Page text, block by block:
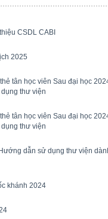
CSDL CABI
2025
tân học viên Sau đại học
thư viện
tân học viên Sau đại học
thư viện
dẫn sử dụng thư viện
khánh 2024